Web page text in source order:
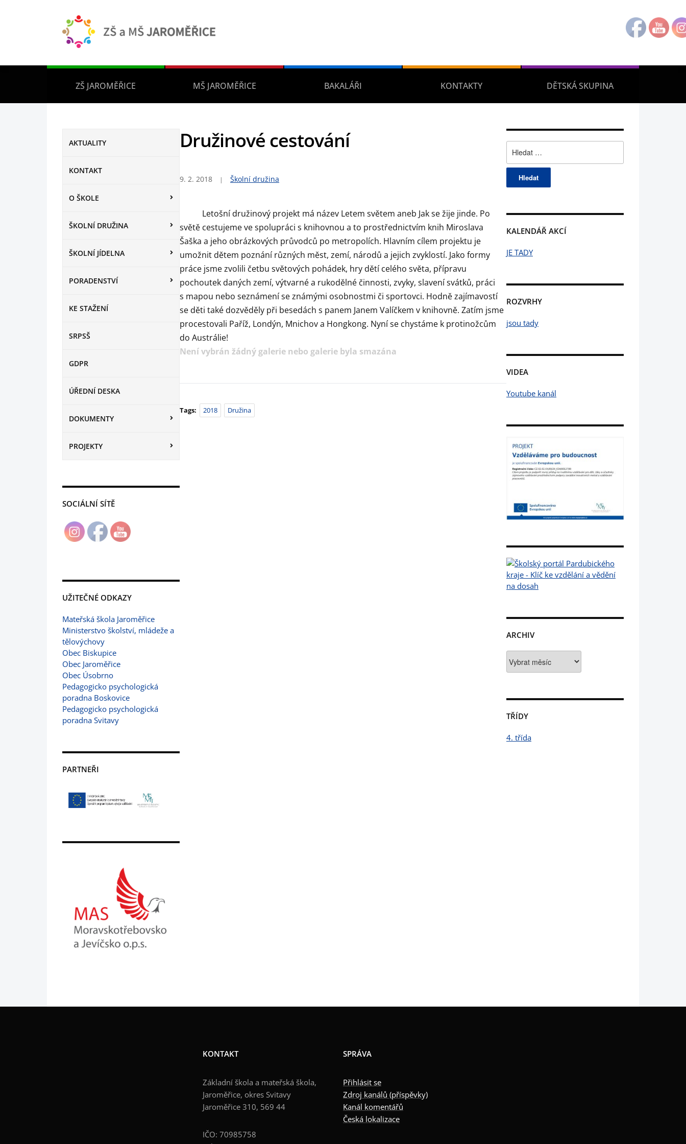
ZŠ JAROMĚŘICE MŠ JAROMĚŘICE BAKALÁŘI KONTAKTY DĚTSKÁ SKUPINA
AKTUALITY
KONTAKT
O ŠKOLE
ŠKOLNÍ DRUŽINA
ŠKOLNÍ JÍDELNA
PORADENSTVÍ
KE STAŽENÍ
SRPSŠ
GDPR
ÚŘEDNÍ DESKA
DOKUMENTY
PROJEKTY
SOCIÁLNÍ SÍTĚ
UŽITEČNÉ ODKAZY
Mateřská škola Jaroměřice
Ministerstvo školství, mládeže a
tělovýchovy
Obec Biskupice
Obec Jaroměřice
Obec Úsobrno
Pedagogicko psychologická
poradna Boskovice
Pedagogicko psychologická
poradna Svitavy
PARTNEŘI
Družinové cestování
9. 2. 2018 Školní družina
Letošní družinový projekt má název Letem světem aneb Jak se žije jinde. Po
světě cestujeme ve spolupráci s knihovnou a to prostřednictvím knih Miroslava
Šaška a jeho obrázkových průvodců po metropolích. Hlavním cílem projektu je
umožnit dětem poznání různých měst, zemí, národů a jejich zvyklostí. Jako formy
práce jsme zvolili četbu světových pohádek, hry dětí celého světa, přípravu
pochoutek daných zemí, výtvarné a rukodělné činnosti, zvyky, slavení svátků, práci
s mapou nebo seznámení se známými osobnostmi či sportovci. Hodně zajímavostí
se děti také dozvěděly při besedách s panem Janem Valíčkem v knihovně. Zatím jsme
procestovali Paříž, Londýn, Mnichov a Hongkong. Nyní se chystáme k protinožcům
do Austrálie!
Není vybrán žádný galerie nebo galerie byla smazána
Tags: 2018 Družina
KALENDÁŘ AKCÍ
JE TADY
ROZVRHY
jsou tady
VIDEA
Youtube kanál
ARCHIV
TŘÍDY
4. třída
KONTAKT
Základní škola a mateřská škola,
Jaroměřice, okres Svitavy
Jaroměřice 310, 569 44
IČO: 70985758
SPRÁVA
Přihlásit se
Zdroj kanálů (příspěvky)
Kanál komentářů
Česká lokalizace